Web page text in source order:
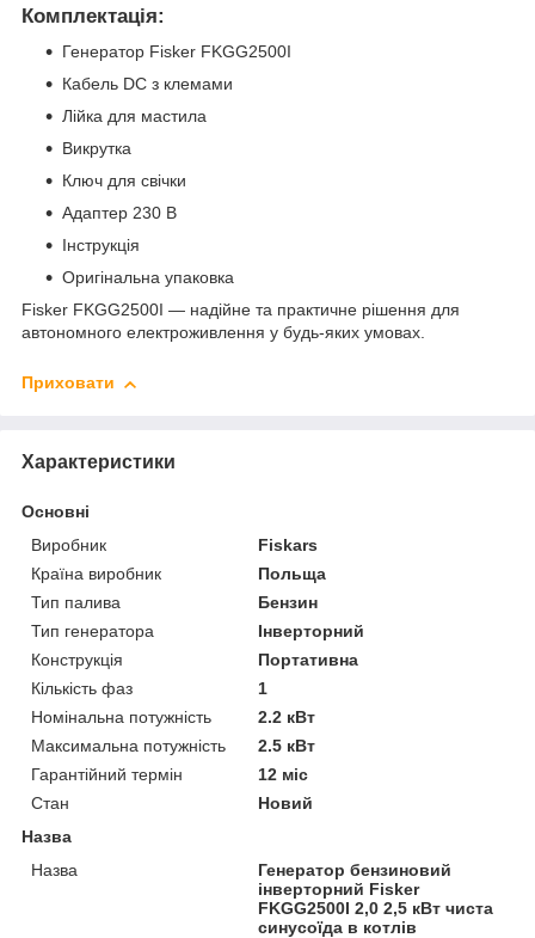
Комплектація:
Генератор Fisker FKGG2500I
Кабель DC з клемами
Лійка для мастила
Викрутка
Ключ для свічки
Адаптер 230 В
Інструкція
Оригінальна упаковка
Fisker FKGG2500I — надійне та практичне рішення для
автономного електроживлення у будь-яких умовах.
Приховати
Характеристики
Основні
Виробник
Fiskars
Країна виробник
Польща
Тип палива
Бензин
Тип генератора
Інверторний
Конструкція
Портативна
Кількість фаз
1
Номінальна потужність
2.2 кВт
Максимальна потужність
2.5 кВт
Гарантійний термін
12 міс
Стан
Новий
Назва
Назва
Генератор бензиновий
інверторний Fisker
FKGG2500I 2,0 2,5 кВт чиста
синусоїда в котлів